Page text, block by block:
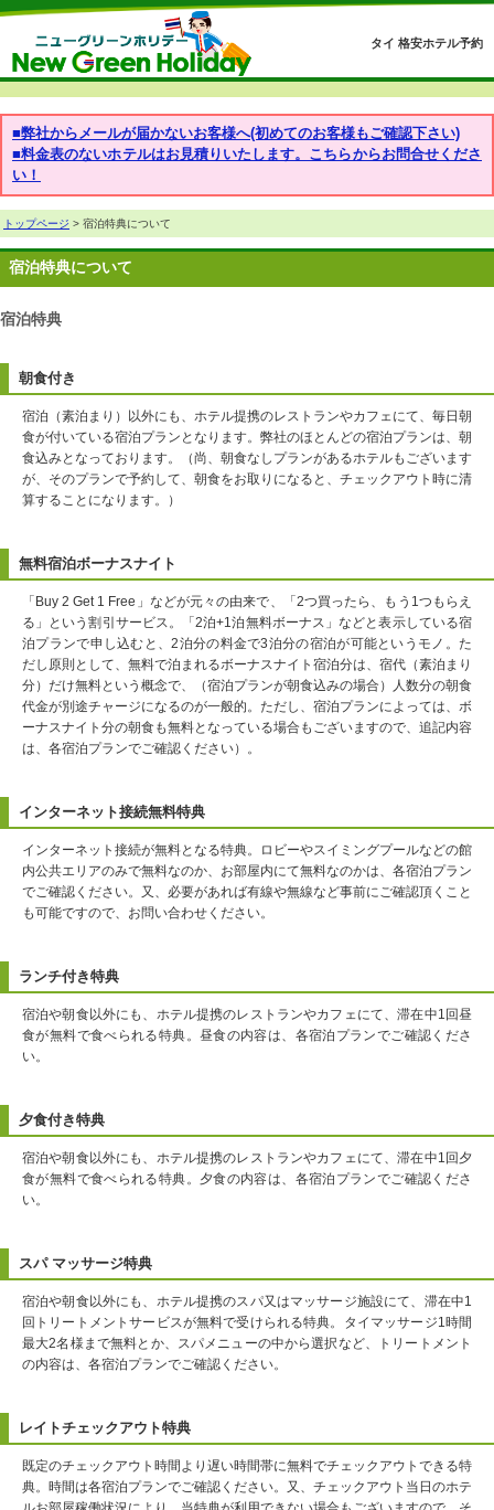
タイ 格安ホテル予約
■弊社からメールが届かないお客様へ(初めてのお客様もご確認下さい)
■料金表のないホテルはお見積りいたします。こちらからお問合せくださ
い！
トップページ > 宿泊特典について
宿泊特典について
宿泊特典
朝食付き
宿泊（素泊まり）以外にも、ホテル提携のレストランやカフェにて、毎日朝
食が付いている宿泊プランとなります。弊社のほとんどの宿泊プランは、朝
食込みとなっております。（尚、朝食なしプランがあるホテルもございます
が、そのプランで予約して、朝食をお取りになると、チェックアウト時に清
算することになります。）
無料宿泊ボーナスナイト
「Buy 2 Get 1 Free」などが元々の由来で、「2つ買ったら、もう1つもらえ
る」という割引サービス。「2泊+1泊無料ボーナス」などと表示している宿
泊プランで申し込むと、2泊分の料金で3泊分の宿泊が可能というモノ。た
だし原則として、無料で泊まれるボーナスナイト宿泊分は、宿代（素泊まり
分）だけ無料という概念で、（宿泊プランが朝食込みの場合）人数分の朝食
代金が別途チャージになるのが一般的。ただし、宿泊プランによっては、ボ
ーナスナイト分の朝食も無料となっている場合もございますので、追記内容
は、各宿泊プランでご確認ください）。
インターネット接続無料特典
インターネット接続が無料となる特典。ロビーやスイミングプールなどの館
内公共エリアのみで無料なのか、お部屋内にて無料なのかは、各宿泊プラン
でご確認ください。又、必要があれば有線や無線など事前にご確認頂くこと
も可能ですので、お問い合わせください。
ランチ付き特典
宿泊や朝食以外にも、ホテル提携のレストランやカフェにて、滞在中1回昼
食が無料で食べられる特典。昼食の内容は、各宿泊プランでご確認くださ
い。
夕食付き特典
宿泊や朝食以外にも、ホテル提携のレストランやカフェにて、滞在中1回夕
食が無料で食べられる特典。夕食の内容は、各宿泊プランでご確認くださ
い。
スパ マッサージ特典
宿泊や朝食以外にも、ホテル提携のスパ又はマッサージ施設にて、滞在中1
回トリートメントサービスが無料で受けられる特典。タイマッサージ1時間
最大2名様まで無料とか、スパメニューの中から選択など、トリートメント
の内容は、各宿泊プランでご確認ください。
レイトチェックアウト特典
既定のチェックアウト時間より遅い時間帯に無料でチェックアウトできる特
典。時間は各宿泊プランでご確認ください。又、チェックアウト当日のホテ